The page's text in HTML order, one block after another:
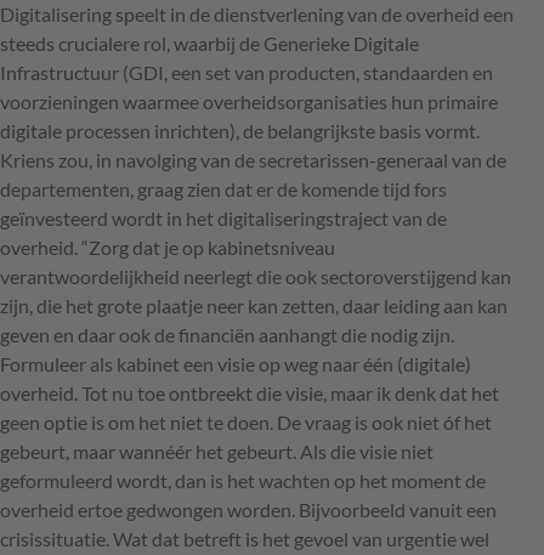
Digitalisering speelt in de dienstverlening van de overheid een
steeds crucialere rol, waarbij de Generieke Digitale
Infrastructuur (GDI, een set van producten, standaarden en
voorzieningen waarmee overheidsorganisaties hun primaire
digitale processen inrichten), de belangrijkste basis vormt.
Kriens zou, in navolging van de secretarissen-generaal van de
departementen, graag zien dat er de komende tijd fors
geïnvesteerd wordt in het digitaliseringstraject van de
overheid. “Zorg dat je op kabinetsniveau
verantwoordelijkheid neerlegt die ook sectoroverstijgend kan
zijn, die het grote plaatje neer kan zetten, daar leiding aan kan
geven en daar ook de financiën aanhangt die nodig zijn.
Formuleer als kabinet een visie op weg naar één (digitale)
overheid. Tot nu toe ontbreekt die visie, maar ik denk dat het
geen optie is om het niet te doen. De vraag is ook niet óf het
gebeurt, maar wannéér het gebeurt. Als die visie niet
geformuleerd wordt, dan is het wachten op het moment de
overheid ertoe gedwongen worden. Bijvoorbeeld vanuit een
crisissituatie. Wat dat betreft is het gevoel van urgentie wel